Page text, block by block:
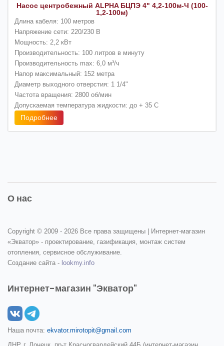
Насос центробежный ALPHA БЦПЭ 4" 4,2-100м-Ч (100-
1,2-100м)
Длина кабеля: 100 метров
Напряжение сети: 220/230 В
Мощность: 2,2 кВт
Производительность: 100 литров в минуту
Производительность max: 6,0 м³/ч
Напор максимальный: 152 метра
Диаметр выходного отверстия: 1 1/4"
Частота вращения: 2800 об/мин
Допускаемая температура жидкости: до + 35 С
Подробнее
О нас
Copyright © 2009 - 2026 Все права защищены | Интернет-магазин
«Экватор» - проектирование, газификация, монтаж систем
отопления, сервисное обслуживание.
Создание сайта - lookmy.info
Интернет-магазин "Экватор"
Наша почта: ekvator.mirotopit@gmail.com